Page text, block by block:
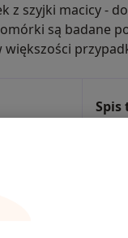
szyjki macicy -
są badane
Spis